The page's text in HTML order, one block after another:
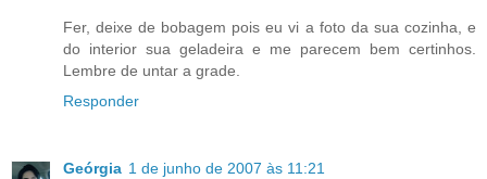
Fer, deixe de bobagem pois eu vi a foto da sua cozinha, e
do interior sua geladeira e me parecem bem certinhos.
Lembre de untar a grade.
Responder
Geórgia 1 de junho de 2007 às 11:21